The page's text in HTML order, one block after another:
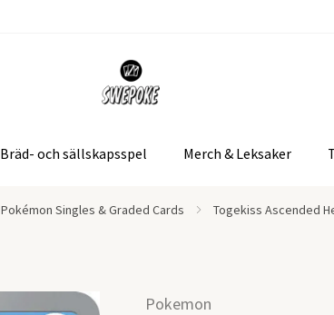
Bräd- och sällskapsspel Merch & Leksaker
Pokémon Singles & Graded Cards Togekiss Ascended
Pokemon